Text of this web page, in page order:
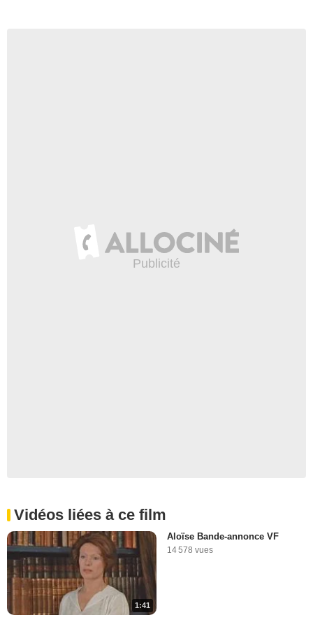
Vidéos liées à ce film
1:41
Aloïse Bande-annonce VF
14 578 vues